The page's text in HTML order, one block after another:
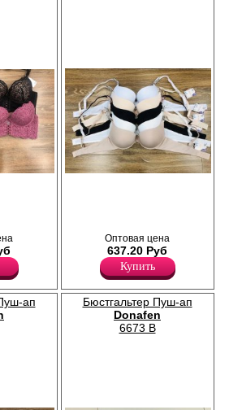
длине,
4 ряда.
Полиамид 55%
Хлопок 35%
Оптовая цена
637.20 Руб
Купить
ап
Бюстгальтер Пуш-ап
Donafen
6673 B